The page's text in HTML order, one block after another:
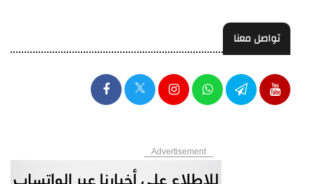
تواصل معنا
Advertisement